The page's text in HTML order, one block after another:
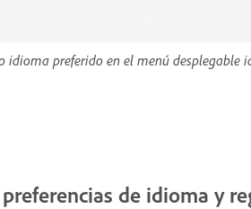
idioma preferido en el menú
de idioma y